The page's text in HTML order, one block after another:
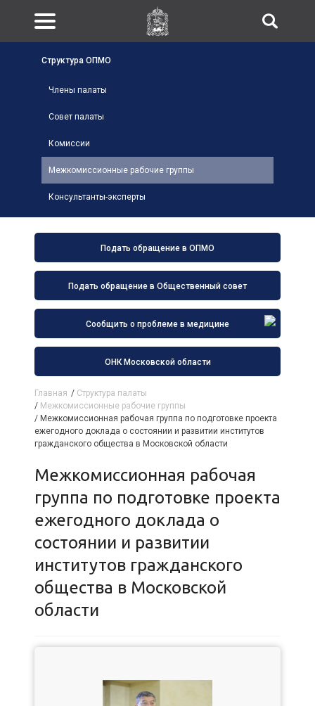
Подать обращение в ОПМО
Подать обращение в Общественный совет
Сообщить о проблеме в медицине
ОНК Московской области
Структура ОПМО
Члены палаты
Совет палаты
Комиссии
Межкомиссионные рабочие группы
Консультанты-эксперты
Главная / Структура палаты
/ Межкомиссионные рабочие группы
/ Межкомиссионная рабочая группа по подготовке проекта
ежегодного доклада о состоянии и развитии институтов
гражданского общества в Московской области
Межкомиссионная рабочая
группа по подготовке проекта
ежегодного доклада о
состоянии и развитии
институтов гражданского
общества в Московской
области